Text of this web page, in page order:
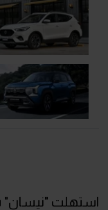
استهلت "نيسان"